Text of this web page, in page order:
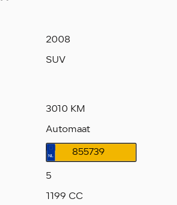
2008
SUV
3010 KM
Automaat
855739
5
1199 CC